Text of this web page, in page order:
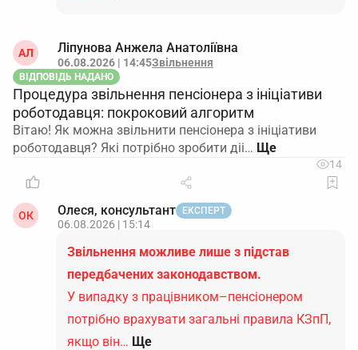
АЛ Ліпунова Анжела Анатоліївна
06.08.2026 | 14:45Звільнення
ВІДПОВІДЬ НАДАНО
Процедура звільнення пенсіонера з ініціативи
роботодавця: покроковий алгоритм
Вітаю! Як можна звільнити пенсіонера з ініціативи
роботодавця? Які потрібно зробити діі…
14
ОК Олеся, консультант ЕКСПЕРТ
06.08.2026 | 15:14
Звільнення можливе лише з підстав
передбачених законодавством.
У випадку з працівником–пенсіонером
потрібно врахувати загальні правила КЗпП,
якщо він… Ще